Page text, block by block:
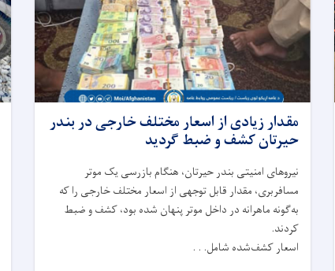
مقدار زیادی از اسعار مختلف خارجی در بندر
حیرتان کشف و ضبط گردید
نیروهای امنیتی بندر حیرتان، هنگام بازرسی یک موتر
مسافربری، مقدار قابل توجهی از اسعار مختلف خارجی را که
به‌گونه ماهرانه در داخل موتر پنهان شده بود، کشف و ضبط
کردند.
اسعار کشف‌شده شامل. . .